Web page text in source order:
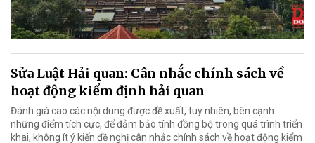
Sửa Luật Hải quan: Cân nhắc chính sách về
hoạt động kiểm định hải quan
Đánh giá cao các nội dung được đề xuất, tuy nhiên, bên cạnh
những điểm tích cực, để đảm bảo tính đồng bộ trong quá trình triển
khai, không ít ý kiến đề nghị cân nhắc chính sách về hoạt động kiểm